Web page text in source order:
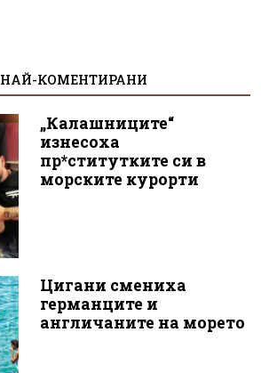
НАЙ-КОМЕНТИРАНИ
„Калашниците“
изнесоха
пр*ститутките си в
морските курорти
Цигани смениха
германците и
англичаните на морето